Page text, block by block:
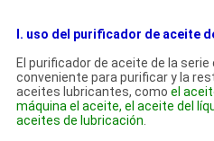
I. uso del purificador de aceite
El purificador de aceite de la
conveniente para purificar y la
aceites lubricantes, como el
máquina el aceite, el aceite del
aceites de lubricación.